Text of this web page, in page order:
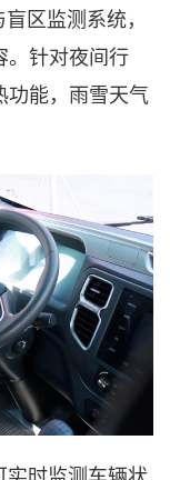
区监测系统，
。针对夜间行
功能，雨雪天气